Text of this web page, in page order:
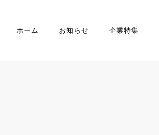
ホーム お知らせ 企業特集